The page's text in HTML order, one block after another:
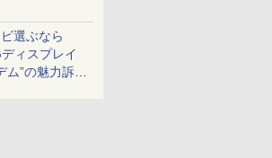
選ぶなら
ィスプレイ
ム”の魅力訴